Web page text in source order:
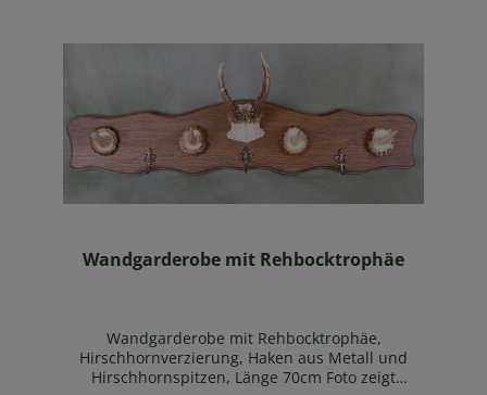
Wandgarderobe mit Rehbocktrophäe
Wandgarderobe mit Rehbocktrophäe,
Hirschhornverzierung, Haken aus Metall und
Hirschhornspitzen, Länge 70cm Foto zeigt